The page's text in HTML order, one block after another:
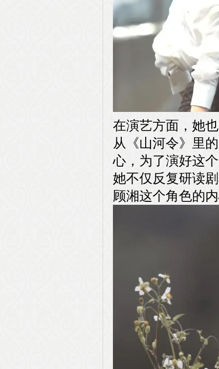
在演艺方面，她
从《山河令》里
心，为了演好这
她不仅反复研读
顾湘这个角色的